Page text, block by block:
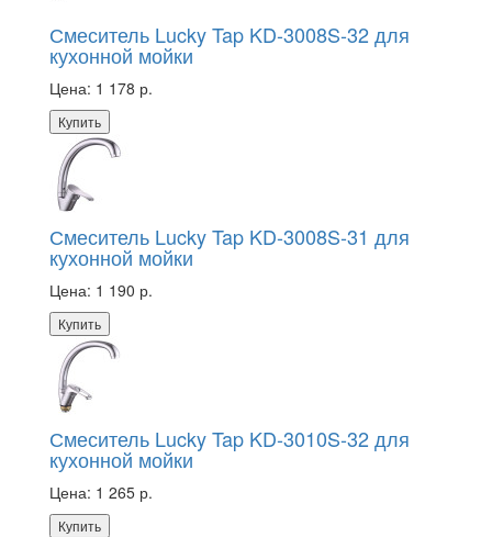
Смеситель Lucky Tap KD-3008S-32 для
кухонной мойки
Цена: 1 178 р.
Купить
Смеситель Lucky Tap KD-3008S-31 для
кухонной мойки
Цена: 1 190 р.
Купить
Смеситель Lucky Tap KD-3010S-32 для
кухонной мойки
Цена: 1 265 р.
Купить